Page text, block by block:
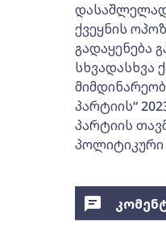
დასაშლელად
ქვეყნის
გადაყენება
სხვადასხვა
პარტიის“
პარტიის
პოლიტიკური